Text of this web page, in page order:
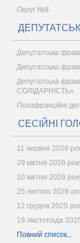
Округ №8
ДЕПУТАТСЬКІ
Депутатська
Депутатська
Депутатська
СОЛІДАРНІСТЬ»
Позафракційні
СЕСІЙНІ
11 червня 2026
29 квітня 2026
10 квітня 2026
25 лютого 2026
12 грудня 2025
19 листопада
Повний список...